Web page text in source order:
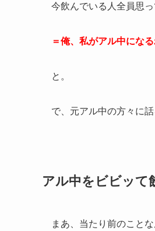
今飲んでいる人全員思っ
＝俺、私がアル中にな
と。
で、元アル中の方々に
アル中をビビッて
まあ、当たり前のこと